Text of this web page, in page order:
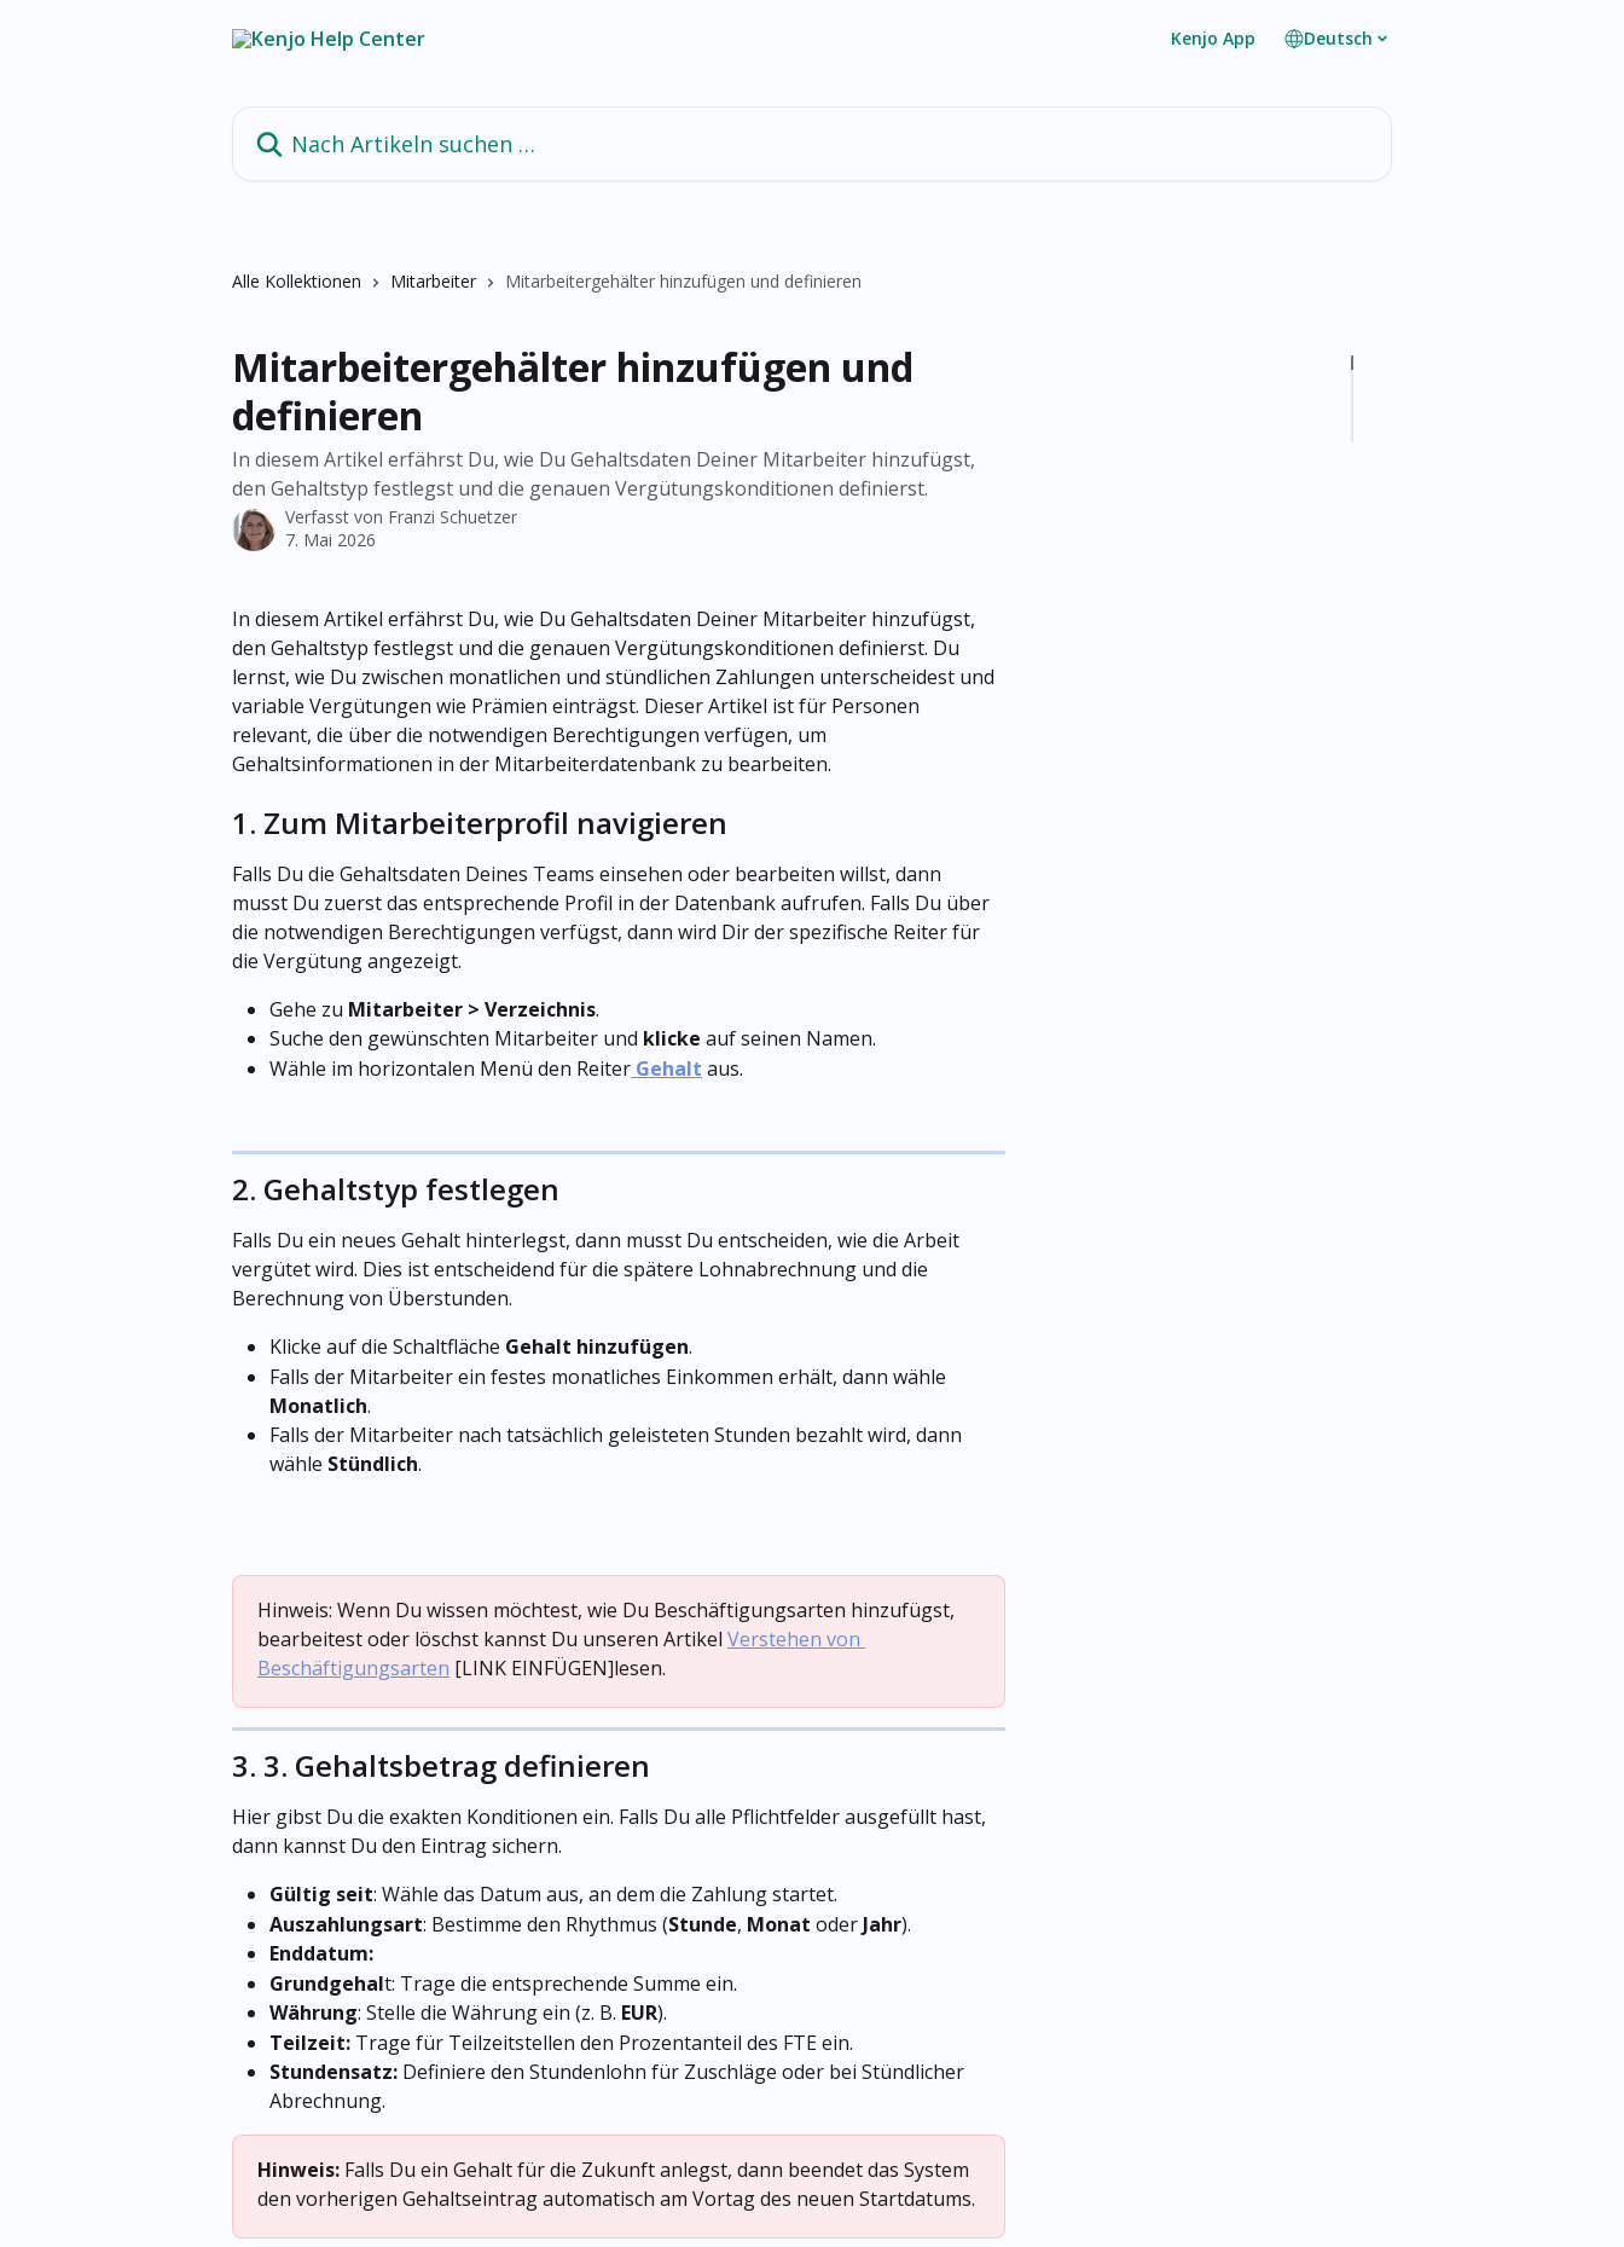
Kenjo App Deutsch
Alle Kollektionen Mitarbeiter Mitarbeitergehälter hinzufügen und definieren
Mitarbeitergehälter hinzufügen und
definieren
In diesem Artikel erfährst Du, wie Du Gehaltsdaten Deiner Mitarbeiter hinzufügst,
den Gehaltstyp festlegst und die genauen Vergütungskonditionen definierst.
Verfasst von Franzi Schuetzer
7. Mai 2026
In diesem Artikel erfährst Du, wie Du Gehaltsdaten Deiner Mitarbeiter hinzufügst,
den Gehaltstyp festlegst und die genauen Vergütungskonditionen definierst. Du
lernst, wie Du zwischen monatlichen und stündlichen Zahlungen unterscheidest und
variable Vergütungen wie Prämien einträgst. Dieser Artikel ist für Personen
relevant, die über die notwendigen Berechtigungen verfügen, um
Gehaltsinformationen in der Mitarbeiterdatenbank zu bearbeiten.
1. Zum Mitarbeiterprofil navigieren
Falls Du die Gehaltsdaten Deines Teams einsehen oder bearbeiten willst, dann
musst Du zuerst das entsprechende Profil in der Datenbank aufrufen. Falls Du über
die notwendigen Berechtigungen verfügst, dann wird Dir der spezifische Reiter für
die Vergütung angezeigt.
Gehe zu Mitarbeiter > Verzeichnis.
Suche den gewünschten Mitarbeiter und klicke auf seinen Namen.
Wähle im horizontalen Menü den Reiter Gehalt aus.
2. Gehaltstyp festlegen
Falls Du ein neues Gehalt hinterlegst, dann musst Du entscheiden, wie die Arbeit
vergütet wird. Dies ist entscheidend für die spätere Lohnabrechnung und die
Berechnung von Überstunden.
Klicke auf die Schaltfläche Gehalt hinzufügen.
Falls der Mitarbeiter ein festes monatliches Einkommen erhält, dann wähle
Monatlich.
Falls der Mitarbeiter nach tatsächlich geleisteten Stunden bezahlt wird, dann
wähle Stündlich.
Hinweis: Wenn Du wissen möchtest, wie Du Beschäftigungsarten hinzufügst,
bearbeitest oder löschst kannst Du unseren Artikel Verstehen von
Beschäftigungsarten [LINK EINFÜGEN]lesen.
3. 3. Gehaltsbetrag definieren
Hier gibst Du die exakten Konditionen ein. Falls Du alle Pflichtfelder ausgefüllt hast,
dann kannst Du den Eintrag sichern.
Gültig seit: Wähle das Datum aus, an dem die Zahlung startet.
Auszahlungsart: Bestimme den Rhythmus (Stunde, Monat oder Jahr).
Enddatum:
Grundgehalt: Trage die entsprechende Summe ein.
Währung: Stelle die Währung ein (z. B. EUR).
Teilzeit: Trage für Teilzeitstellen den Prozentanteil des FTE ein.
Stundensatz: Definiere den Stundenlohn für Zuschläge oder bei Stündlicher
Abrechnung.
Hinweis: Falls Du ein Gehalt für die Zukunft anlegst, dann beendet das System
den vorherigen Gehaltseintrag automatisch am Vortag des neuen Startdatums.